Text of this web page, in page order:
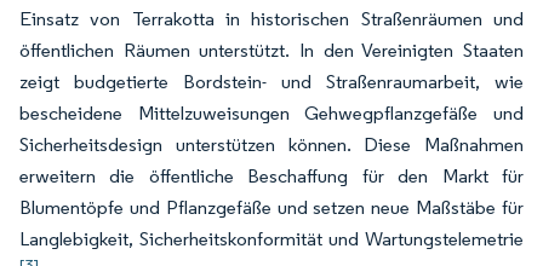
Einsatz von Terrakotta in historischen Straßenräumen und
öffentlichen Räumen unterstützt. In den Vereinigten Staaten
zeigt budgetierte Bordstein- und Straßenraumarbeit, wie
bescheidene Mittelzuweisungen Gehwegpflanzgefäße und
Sicherheitsdesign unterstützen können. Diese Maßnahmen
erweitern die öffentliche Beschaffung für den Markt für
Blumentöpfe und Pflanzgefäße und setzen neue Maßstäbe für
Langlebigkeit, Sicherheitskonformität und Wartungstelemetrie